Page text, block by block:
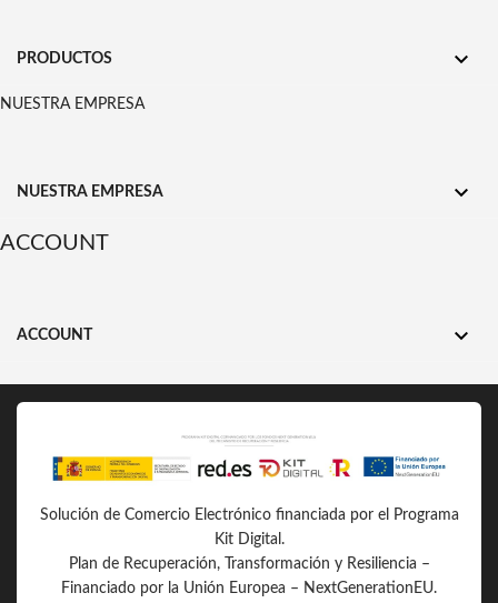
PRODUCTOS 
NUESTRA EMPRESA
NUESTRA EMPRESA 
ACCOUNT
ACCOUNT 
Solución de Comercio Electrónico financiada por el Programa
Kit Digital.
Plan de Recuperación, Transformación y Resiliencia –
Financiado por la Unión Europea – NextGenerationEU.